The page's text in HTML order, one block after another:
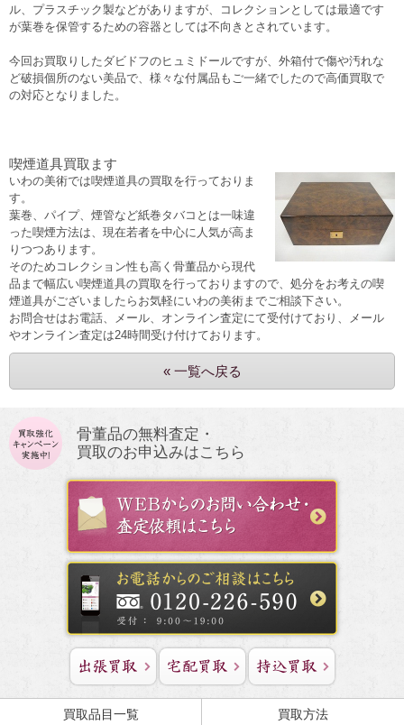
ル、プラスチック製などがありますが、コレクションとしては最適です
が葉巻を保管するための容器としては不向きとされています。
今回お買取りしたダビドフのヒュミドールですが、外箱付で傷や汚れな
ど破損個所のない美品で、様々な付属品もご一緒でしたので高価買取で
の対応となりました。
喫煙道具買取ます
いわの美術では喫煙道具の買取を行っておりま
す。
葉巻、パイプ、煙管など紙巻タバコとは一味違
った喫煙方法は、現在若者を中心に人気が高ま
りつつあります。
そのためコレクション性も高く骨董品から現代
品まで幅広い喫煙道具の買取を行っておりますので、処分をお考えの喫
煙道具がございましたらお気軽にいわの美術までご相談下さい。
お問合せはお電話、メール、オンライン査定にて受付けており、メール
やオンライン査定は24時間受け付けております。
« 一覧へ戻る
骨董品の無料査定・
買取のお申込みはこちら
買取品目一覧 買取方法